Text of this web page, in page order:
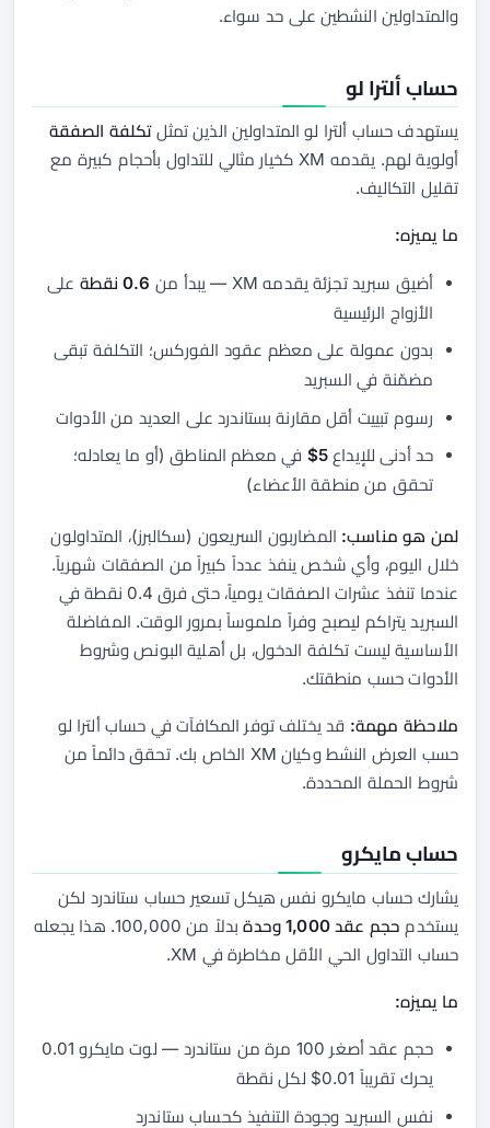
والمتداولين النشطين على حد سواء.
حساب ألترا لو
يستهدف حساب ألترا لو المتداولين الذين تمثلتكلفة الصفقة
أولوية لهم. يقدمه XM كخيار مثالي للتداول بأحجام كبيرة مع
تقليل التكاليف.
ما يميزه:
أضيق سبريد تجزئة يقدمه XM — يبدأ من 0.6 نقطة
على
الأزواج الرئيسية
بدون عمولة على معظم عقود الفوركس؛ التكلفة تبقى
مضمّنة في السبريد
رسوم تبييت أقل مقارنة بستاندرد على العديد من الأدوات
حد أدنى للإيداع5$
في معظم المناطق (أو ما يعادله؛
تحقق من منطقة الأعضاء)
لمن هو مناسب: المضاربون السريعون (سكالبرز)، المتداولون
خلال اليوم، وأي شخص ينفذ عدداً كبيراً من الصفقات شهرياً.
عندما تنفذ عشرات الصفقات يومياً، حتى فرق 0.4 نقطة في
السبريد يتراكم ليصبح وفراً ملموساً بمرور الوقت. المفاضلة
الأساسية ليست تكلفة الدخول، بل أهلية البونص وشروط
الأدوات حسب منطقتك.
ملاحظة مهمة: قد يختلف توفر المكافآت في حساب ألترا لو
حسب العرض النشط وكيان XM الخاص بك. تحقق دائماً من
شروط الحملة المحددة.
حساب مايكرو
يشارك حساب مايكرو نفس هيكل تسعير حساب ستاندرد لكن
يستخدم حجم عقد 1,000 وحدة
بدلاً من 100,000. هذا يجعله
حساب التداول الحي الأقل مخاطرة في XM.
ما يميزه:
حجم عقد أصغر 100 مرة من ستاندرد — لوت مايكرو 0.01
يحرك تقريباً 0.01$ لكل نقطة
نفس السبريد وجودة التنفيذ كحساب ستاندرد